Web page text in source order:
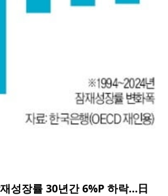
성장률 30년간 6%P 하락…日